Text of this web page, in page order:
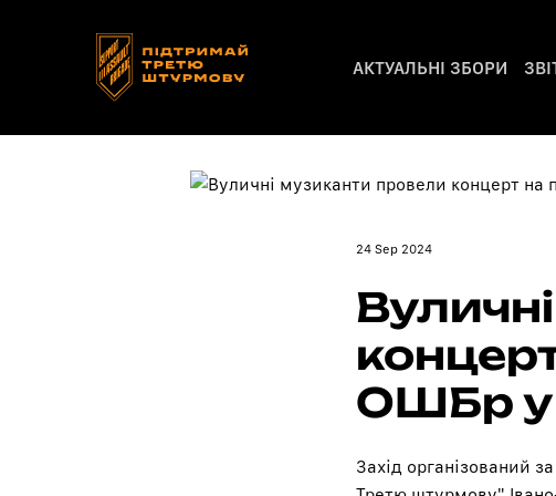
АКТУАЛЬНІ ЗБОРИ
24 Sep 2024
ОШБр у
Захід організований